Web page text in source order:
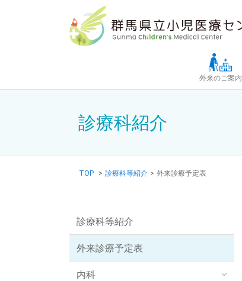
外来のご案内
診療科紹介
TOP > 診療科等紹介 > 外来診療予定表
診療科等紹介
外来診療予定表
内科